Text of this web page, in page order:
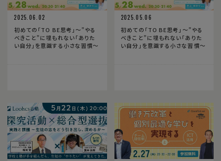
る
2025.06.02
初めての「TO BE思考」〜”やる
べきこと”に埋もれない「ありた
い自分」を意識する小さな習慣〜
2025.05.06
初めての「TO BE思考」〜”やる
べきこと”に埋もれない「ありた
い自分」を意識する小さな習慣〜